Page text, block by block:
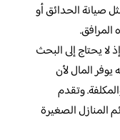
صيانة الحدائق أو
لا يحتاج إلى البحث
المال لأن
وتقدم
المنازل الصغيرة